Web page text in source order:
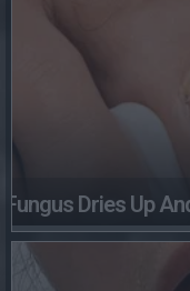
Fungus Dries Up